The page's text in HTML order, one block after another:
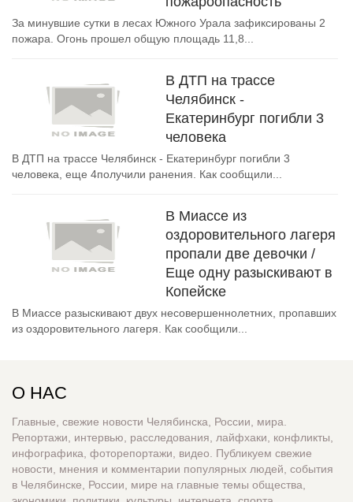
За минувшие сутки в лесах Южного Урала зафиксированы 2
пожара. Огонь прошел общую площадь 11,8...
В ДТП на трассе
Челябинск -
Екатеринбург погибли 3
человека
В ДТП на трассе Челябинск - Екатеринбург погибли 3
человека, еще 4получили ранения. Как сообщили...
В Миассе из
оздоровительного лагеря
пропали две девочки /
Еще одну разыскивают в
Копейске
В Миассе разыскивают двух несовершеннолетних, пропавших
из оздоровительного лагеря. Как сообщили...
О НАС
Главные, свежие новости Челябинска, России, мира.
Репортажи, интервью, расследования, лайфхаки, конфликты,
инфографика, фоторепортажи, видео. Публикуем свежие
новости, мнения и комментарии популярных людей, события
в Челябинске, России, мире на главные темы общества,